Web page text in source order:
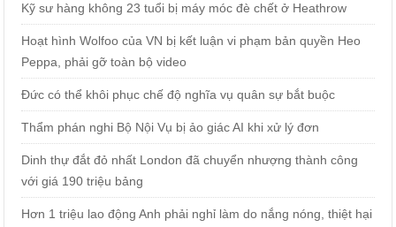
Kỹ sư hàng không 23 tuổi bị máy móc đè chết ở Heathrow
Hoạt hình Wolfoo của VN bị kết luận vi phạm bản quyền Heo
Peppa, phải gỡ toàn bộ video
Đức có thể khôi phục chế độ nghĩa vụ quân sự bắt buộc
Thẩm phán nghi Bộ Nội Vụ bị ảo giác AI khi xử lý đơn
Dinh thự đắt đỏ nhất London đã chuyển nhượng thành công
với giá 190 triệu bảng
Hơn 1 triệu lao động Anh phải nghỉ làm do nắng nóng, thiệt hại